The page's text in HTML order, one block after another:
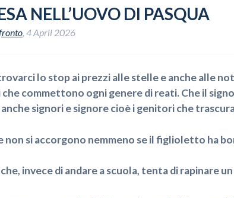
NELL’UOVO DI PASQUA
, 4 April 2026
lo stop ai prezzi alle stelle e anche alle
commettono ogni genere di reati. Che il
signori e signore cioè i genitori che
non si accorgono nemmeno se il figlioletto ha
invece di andare a scuola, tenta di rapinare